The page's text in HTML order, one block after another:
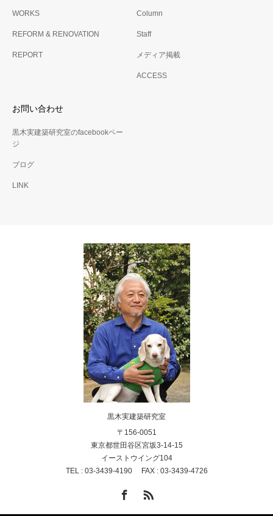
WORKS
REFORM & RENOVATION
REPORT
Column
Staff
メディア掲載
ACCESS
お問い合わせ
黒木実建築研究室のfacebookペー
ジ
ブログ
LINK
黒木実建築研究室
〒156-0051
東京都世田谷区宮坂3-14-15
イーストウイング104
TEL : 03-3439-4190 FAX : 03-3439-4726